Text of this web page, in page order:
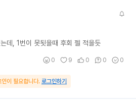
데, 1번이 못됫을때 후회 젤 적을듯
0 9 0 0 0
이 필요합니다. 로그인하기